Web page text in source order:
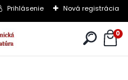
Prihlásenie Nová registrácia
0